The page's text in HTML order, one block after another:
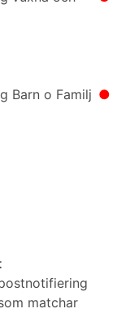
●
Barn o Familj
matchar